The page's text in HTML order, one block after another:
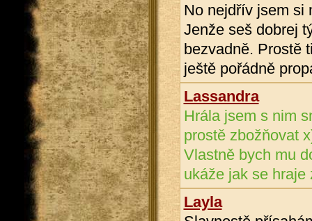
No nejdřív jsem si
Jenže seš dobrej
bezvadně. Prostě
ještě pořádně
Lassandra
Hrála jsem s nim
prostě zbožňovat
Vlastně bych mu
ukáže jak se hraje
Layla